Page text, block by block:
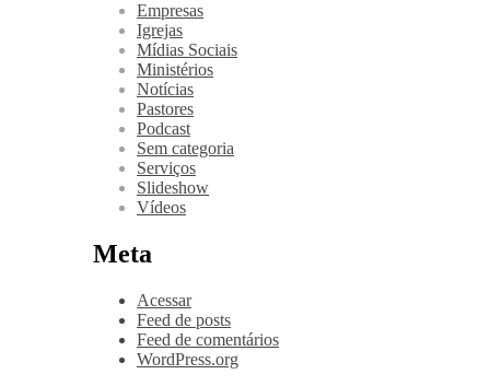
Empresas
Igrejas
Mídias Sociais
Ministérios
Notícias
Pastores
Podcast
Sem categoria
Serviços
Slideshow
Vídeos
Meta
Acessar
Feed de posts
Feed de comentários
WordPress.org